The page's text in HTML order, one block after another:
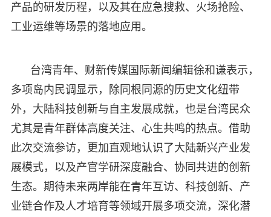
产品的研发历程，以及其在应急搜救、火场抢险、
工业运维等场景的落地应用。
台湾青年、财新传媒国际新闻编辑徐和谦表示，
多项岛内民调显示，除同根同源的历史文化纽带
外，大陆科技创新与自主发展成就，也是台湾民众
尤其是青年群体高度关注、心生共鸣的热点。借助
此次交流参访，更加直观地认识了大陆新兴产业发
展模式，以及产官学研深度融合、协同共进的创新
生态。期待未来两岸能在青年互访、科技创新、产
业链合作及人才培育等领域开展多项交流，深化潜